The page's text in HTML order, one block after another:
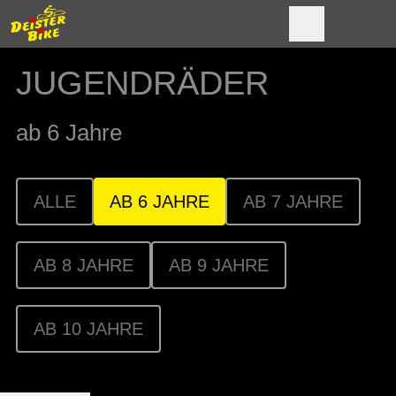
JUGENDRÄDER
ab 6 Jahre
ALLE AB 6 JAHRE AB 7 JAHRE
AB 8 JAHRE AB 9 JAHRE
AB 10 JAHRE